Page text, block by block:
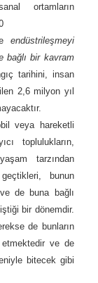
ortamların
endüstrileşmeyi
bağlı bir kavram
tarihini, insan
2,6 milyon yıl
veya hareketli
toplulukların,
tarzından
bunun
de buna bağlı
bir dönemdir.
de bunların
etmektedir ve de
bitecek gibi